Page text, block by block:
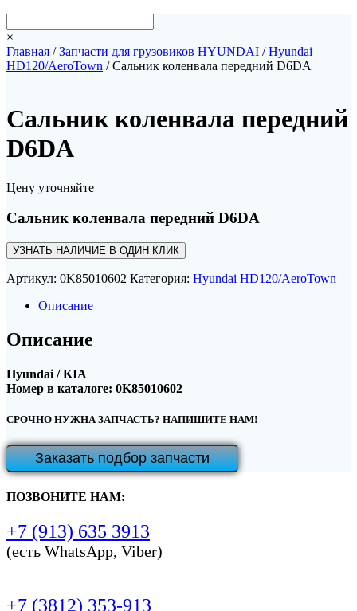
×
Главная /Запчасти для грузовиков HYUNDAI /Hyundai
HD120/AeroTown / Сальник коленвала передний D6DA
Сальник коленвала передний
D6DA
Цену уточняйте
Сальник коленвала передний D6DA
УЗНАТЬ НАЛИЧИЕ В ОДИН КЛИК
Артикул: 0K85010602 Категория: Hyundai HD120/AeroTown
Описание
Описание
Hyundai / KIA
Номер в каталоге: 0K85010602
СРОЧНО НУЖНА ЗАПЧАСТЬ? НАПИШИТЕ НАМ!
Заказать подбор запчасти
ПОЗВОНИТЕ НАМ:
+7 (913) 635 3913
(есть WhatsApp, Viber)
+7 (3812) 353-913